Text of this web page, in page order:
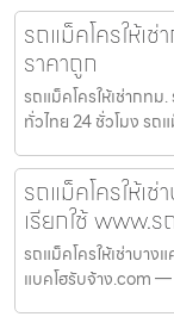
รถแม็คโครให้เช่
ราคาถูก
รถแม็คโครให้เช่ากทม
ทั่วไทย 24 ชั่วโมง รถ
รถแม็คโครให้เ
เรียกใช้ www.
รถแม็คโครให้เช่าบาง
แบคโฮรับจ้าง.com —